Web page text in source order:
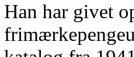
Han har givet